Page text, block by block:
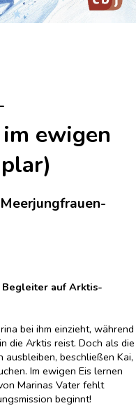
ewigen
auf Arktis-
bei ihm einzieht, während
die Arktis reist. Doch als die
beschließen Kai,
Im ewigen Eis lernen
Marinas Vater fehlt
beginnt!